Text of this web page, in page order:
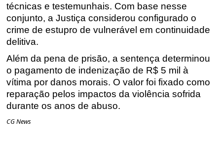
técnicas e testemunhais. Com base nesse
conjunto, a Justiça considerou configurado o
crime de estupro de vulnerável em continuidade
delitiva.
Além da pena de prisão, a sentença determinou
o pagamento de indenização de R$ 5 mil à
vítima por danos morais. O valor foi fixado como
reparação pelos impactos da violência sofrida
durante os anos de abuso.
CG News